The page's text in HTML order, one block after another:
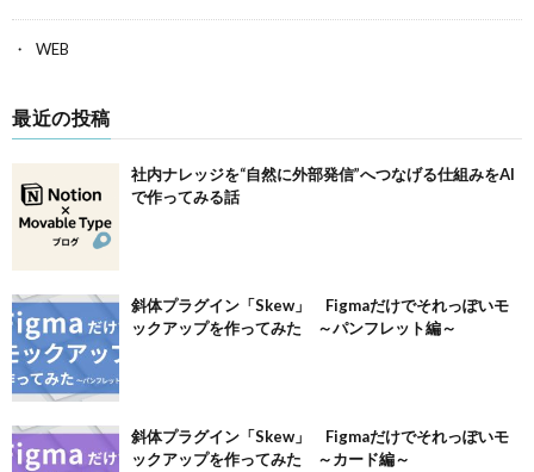
WEB
最近の投稿
社内ナレッジを“自然に外部発信”へつなげる仕組みをAI
で作ってみる話
斜体プラグイン「Skew」 Figmaだけでそれっぽいモ
ックアップを作ってみた ～パンフレット編～
斜体プラグイン「Skew」 Figmaだけでそれっぽいモ
ックアップを作ってみた ～カード編～